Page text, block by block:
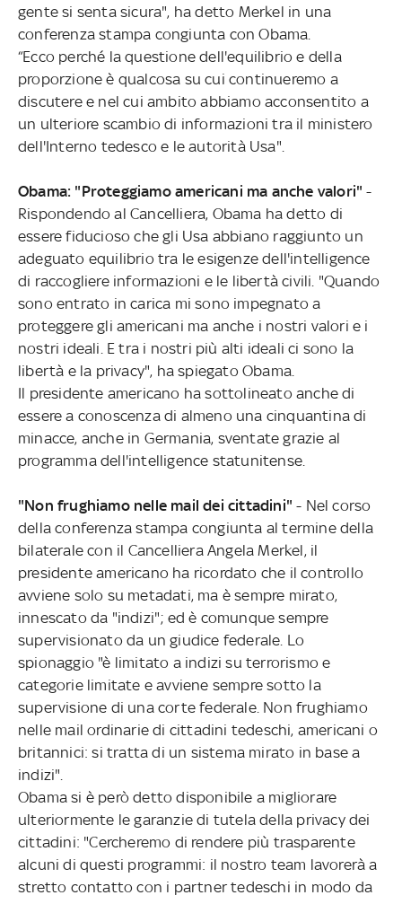
gente si senta sicura", ha detto Merkel in una
conferenza stampa congiunta con Obama.
“Ecco perché la questione dell'equilibrio e della
proporzione è qualcosa su cui continueremo a
discutere e nel cui ambito abbiamo acconsentito a
un ulteriore scambio di informazioni tra il ministero
dell'Interno tedesco e le autorità Usa".
Obama: "Proteggiamo americani ma anche valori"-
Rispondendo al Cancelliera, Obama ha detto di
essere fiducioso che gli Usa abbiano raggiunto un
adeguato equilibrio tra le esigenze dell'intelligence
di raccogliere informazioni e le libertà civili. "Quando
sono entrato in carica mi sono impegnato a
proteggere gli americani ma anche i nostri valori e i
nostri ideali. E tra i nostri più alti ideali ci sono la
libertà e la privacy", ha spiegato Obama.
Il presidente americano ha sottolineato anche di
essere a conoscenza di almeno una cinquantina di
minacce, anche in Germania, sventate grazie al
programma dell'intelligence statunitense.
"Non frughiamo nelle mail dei cittadini"- Nel corso
della conferenza stampa congiunta al termine della
bilaterale con il Cancelliera Angela Merkel, il
presidente americano ha ricordato che il controllo
avviene solo su metadati, ma è sempre mirato,
innescato da "indizi"; ed è comunque sempre
supervisionato da un giudice federale. Lo
spionaggio "è limitato a indizi su terrorismo e
categorie limitate e avviene sempre sotto la
supervisione di una corte federale. Non frughiamo
nelle mail ordinarie di cittadini tedeschi, americani o
britannici: si tratta di un sistema mirato in base a
indizi".
Obama si è però detto disponibile a migliorare
ulteriormente le garanzie di tutela della privacy dei
cittadini: "Cercheremo di rendere più trasparente
alcuni di questi programmi: il nostro team lavorerà a
stretto contatto con i partner tedeschi in modo da